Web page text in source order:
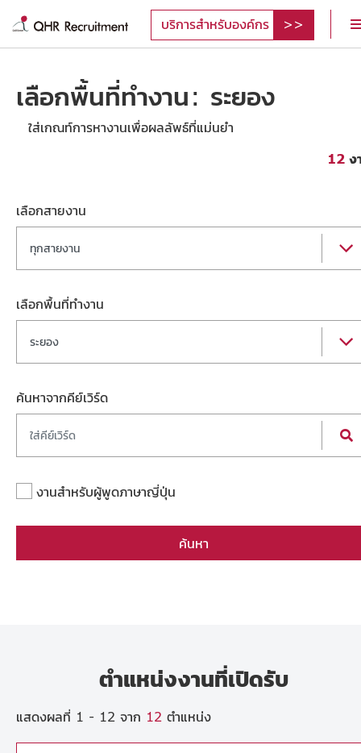
บริการสำหรับองค์กร
เลือกพื้นที่ทำงาน: ระยอง
ใส่เกณท์การหางานเพื่อผลลัพธ์ที่แม่นยำ
12 ง
เลือกสายงาน
ทุกสายงาน
เลือกพื้นที่ทำงาน
ระยอง
ค้นหาจากคีย์เวิร์ด
งานสำหรับผู้พูดภาษาญี่ปุ่น
ค้นหา
ตำแหน่งงานที่เปิดรับ
แสดงผลที่ 1 - 12 จาก 12 ตำแหน่ง